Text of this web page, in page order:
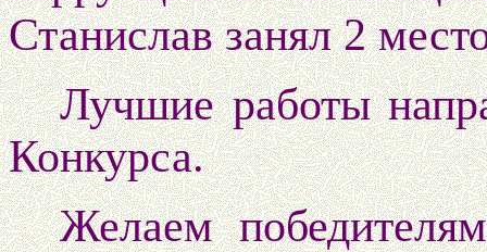
Станислав занял 2
Лучшие работы
Конкурса.
Желаем